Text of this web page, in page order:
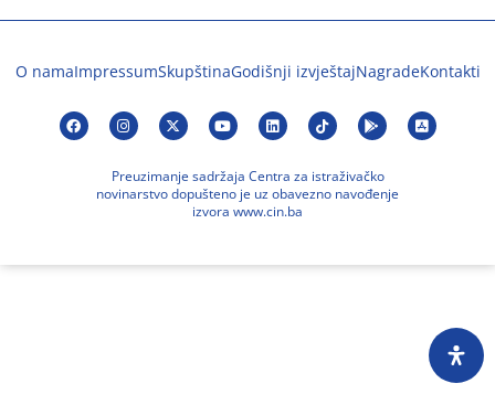
O namaImpressumSkupštinaGodišnji izvještajNagradeKontakti
Preuzimanje sadržaja Centra za istraživačko
novinarstvo dopušteno je uz obavezno navođenje
izvora www.cin.ba